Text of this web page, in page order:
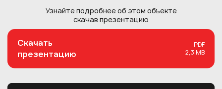
Узнайте подробнее об этом объекте
скачав презентацию
Скачать
презентацию
PDF
2,3 MB